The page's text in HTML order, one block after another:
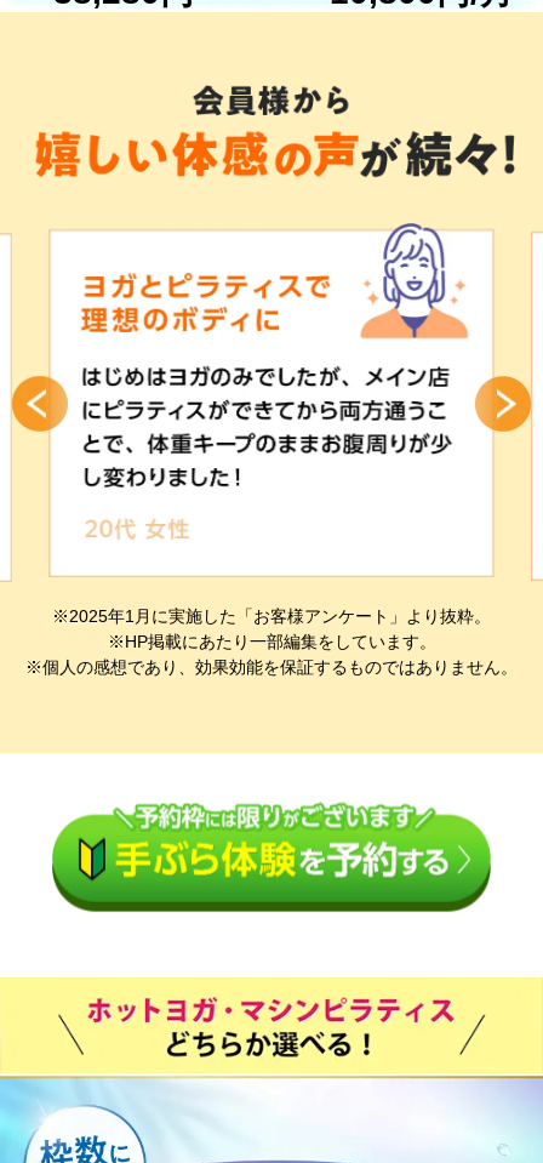
※2025年1月に実施した「お客様アンケート」より抜粋。
※HP掲載にあたり一部編集をしています。
※個人の感想であり、効果効能を保証するものではありません。